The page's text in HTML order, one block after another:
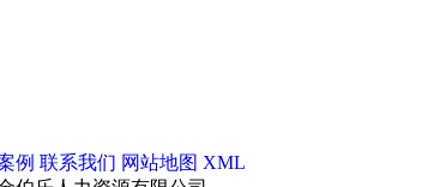
例 联系我们 网站地图 XML